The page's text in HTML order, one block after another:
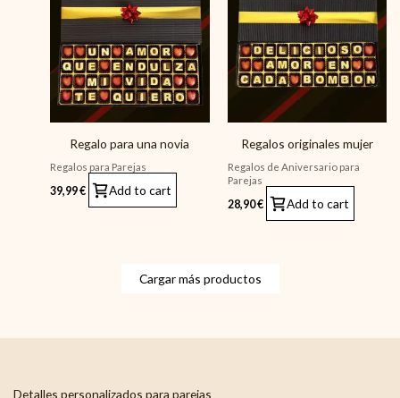
Regalo para una novia
Regalos para Parejas
39,99€ Add to cart
Regalos originales mujer
Regalos de Aniversario para
Parejas
28,90€ Add to cart
Cargar más productos
Detalles personalizados para parejas